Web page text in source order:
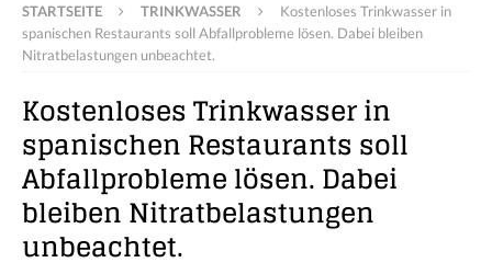
STARTSEITE TRINKWASSER
Kostenloses Trinkwasser in
spanischen Restaurants soll Abfallprobleme lösen. Dabei bleiben
Nitratbelastungen unbeachtet.
Kostenloses Trinkwasser in
spanischen Restaurants soll
Abfallprobleme lösen. Dabei
bleiben Nitratbelastungen
unbeachtet.